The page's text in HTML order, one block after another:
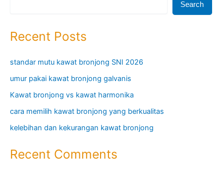
Search
Recent Posts
standar mutu kawat bronjong SNI 2026
umur pakai kawat bronjong galvanis
Kawat bronjong vs kawat harmonika
cara memilih kawat bronjong yang berkualitas
kelebihan dan kekurangan kawat bronjong
Recent Comments